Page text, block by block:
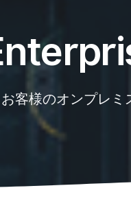
客様のオンプレ